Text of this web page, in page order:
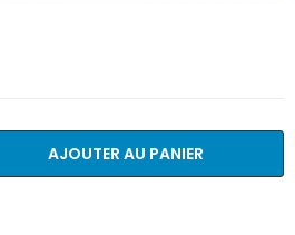
AJOUTER AU PANIER